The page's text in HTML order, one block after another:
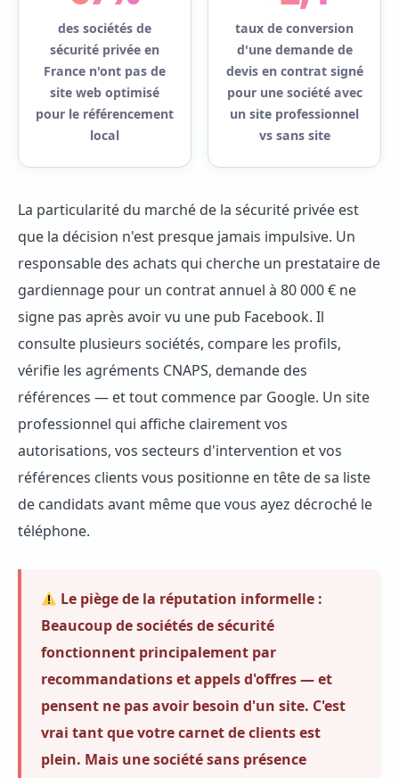
des sociétés de
sécurité privée en
France n'ont pas de
site web optimisé
pour le référencement
local
taux de conversion
d'une demande de
devis en contrat signé
pour une société avec
un site professionnel
vs sans site
La particularité du marché de la sécurité privée est
que la décision n'est presque jamais impulsive. Un
responsable des achats qui cherche un prestataire de
gardiennage pour un contrat annuel à 80 000 € ne
signe pas après avoir vu une pub Facebook. Il
consulte plusieurs sociétés, compare les profils,
vérifie les agréments CNAPS, demande des
références — et tout commence par Google. Un site
professionnel qui affiche clairement vos
autorisations, vos secteurs d'intervention et vos
références clients vous positionne en tête de sa liste
de candidats avant même que vous ayez décroché le
téléphone.
Le piège de la réputation informelle :
Beaucoup de sociétés de sécurité
fonctionnent principalement par
recommandations et appels d'offres — et
pensent ne pas avoir besoin d'un site. C'est
vrai tant que votre carnet de clients est
plein. Mais une société sans présence